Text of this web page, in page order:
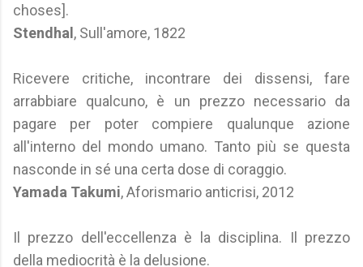
choses].
Stendhal , Sull'amore, 1822
Ricevere critiche, incontrare dei dissensi, fare
arrabbiare qualcuno, è un prezzo necessario da
pagare per poter compiere qualunque azione
all'interno del mondo umano. Tanto più se questa
nasconde in sé una certa dose di coraggio.
Yamada Takumi, Aforismario anticrisi, 2012
Il prezzo dell'eccellenza è la disciplina. Il prezzo
della mediocrità è la delusione.